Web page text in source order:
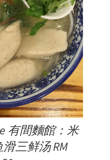
有間麵館：米
三鲜汤 RM